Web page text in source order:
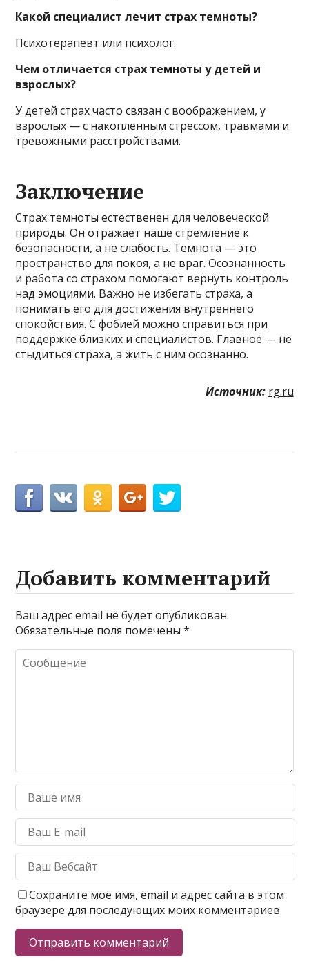
Какой специалист лечит страх темноты?
Психотерапевт или психолог.
Чем отличается страх темноты у детей и
взрослых?
У детей страх часто связан с воображением, у
взрослых — с накопленным стрессом, травмами и
тревожными расстройствами.
Заключение
Страх темноты естественен для человеческой
природы. Он отражает наше стремление к
безопасности, а не слабость. Темнота — это
пространство для покоя, а не враг. Осознанность
и работа со страхом помогают вернуть контроль
над эмоциями. Важно не избегать страха, а
понимать его для достижения внутреннего
спокойствия. С фобией можно справиться при
поддержке близких и специалистов. Главное — не
стыдиться страха, а жить с ним осознанно.
Источник: rg.ru
Добавить комментарий
Ваш адрес email не будет опубликован.
Обязательные поля помечены*
Сохраните моё имя, email и адрес сайта в этом
браузере для последующих моих комментариев